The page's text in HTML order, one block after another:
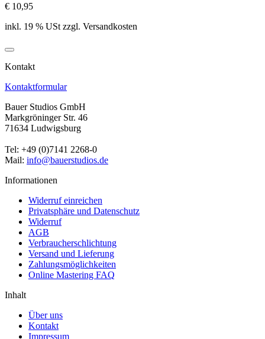
€ 10,95
inkl. 19 % USt zzgl. Versandkosten
Kontakt
Kontaktformular
Bauer Studios GmbH
Markgröninger Str. 46
71634 Ludwigsburg
Tel: +49 (0)7141 2268-0
Mail: info@bauerstudios.de
Informationen
Widerruf einreichen
Privatsphäre und Datenschutz
Widerruf
AGB
Verbraucherschlichtung
Versand und Lieferung
Zahlungsmöglichkeiten
Online Mastering FAQ
Inhalt
Über uns
Kontakt
Impressum